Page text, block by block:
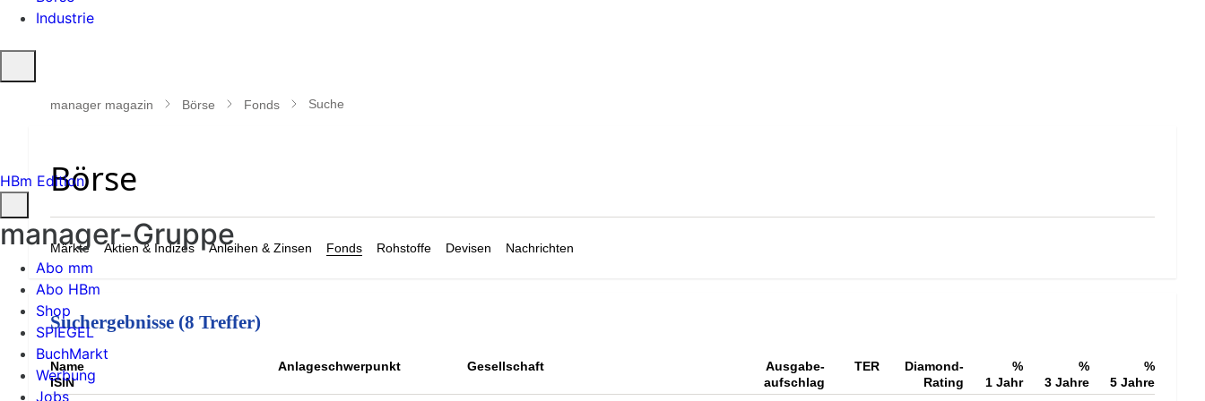
Industrie
öffnen
manager magazin Börse Fonds Suche
Märkte Aktien & Indizes Anleihen & Zinsen Fonds Rohstoffe Devisen Nachrichten
Suchergebnisse (8 Treffer)
Name
ISIN
Anlageschwerpunkt Gesellschaft
Ausgabe-
aufschlag
TER
Diamond-
Rating
%
1 Jahr
%
3 Jahre
%
5 Jahre
HBm Edition
manager-Gruppe
Abo mm
Abo HBm
Shop
SPIEGEL
BuchMarkt
Werbung
Jobs